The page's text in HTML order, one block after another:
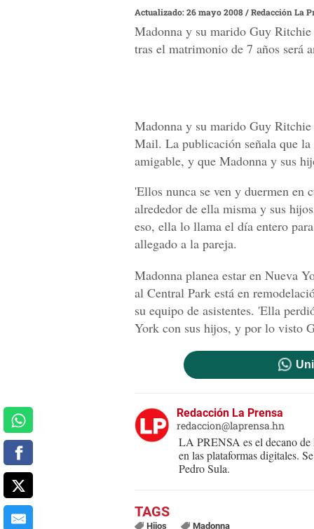
Actualizado: 26 mayo 2008/Redacción La
Madonna y su marido Guy
tras el matrimonio de 7 años será
Madonna y su marido Guy
Mail. La publicación señala que
amigable, y que Madonna y sus
'Ellos nunca se ven y duermen en
alrededor de ella misma y sus
eso, ella lo llama el día entero
allegado a la pareja.
Madonna planea estar en Nueva
al Central Park está en
su equipo de asistentes. 'Ella
York con sus hijos, y por lo visto
Redacción La Prensa
redaccion@laprensa.hn
LA PRENSA es el decano de
en las plataformas digitales.
Pedro Sula.
Hijos Madonna